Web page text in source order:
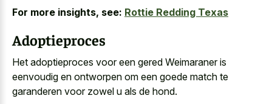
For more insights, see: Rottie Redding Texas
Adoptieproces
Het adoptieproces voor een gered Weimaraner is
eenvoudig en ontworpen om een goede match te
garanderen voor zowel u als de hond.